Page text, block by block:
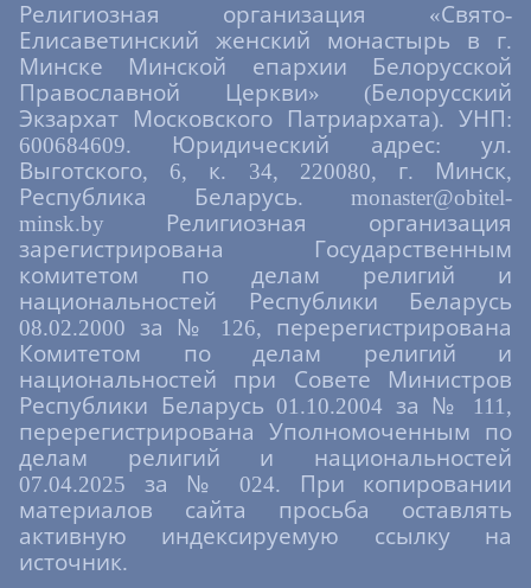
Религиозная организация «Свято-
Елисаветинский женский монастырь в г.
Минске Минской епархии Белорусской
Православной Церкви» (Белорусский
Экзархат Московского Патриархата). УНП:
600684609. Юридический адрес: ул.
Выготского, 6, к. 34, 220080, г. Минск,
Республика Беларусь. monaster@obitel-
minsk.by Религиозная организация
зарегистрирована Государственным
комитетом по делам религий и
национальностей Республики Беларусь
08.02.2000 за № 126, перерегистрирована
Комитетом по делам религий и
национальностей при Совете Министров
Республики Беларусь 01.10.2004 за № 111,
перерегистрирована Уполномоченным по
делам религий и национальностей
07.04.2025 за № 024. При копировании
материалов сайта просьба оставлять
активную индексируемую ссылку на
источник.